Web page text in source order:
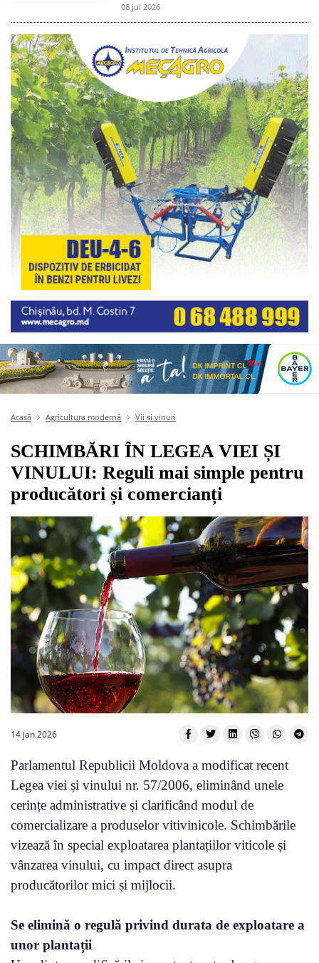
08 jul 2026
Acasă Agricultura modernă Vii și vinuri
SCHIMBĂRI ÎN LEGEA VIEI ȘI
VINULUI: Reguli mai simple pentru
producători și comercianți
14 jan 2026
Parlamentul Republicii Moldova a modificat recent
Legea viei și vinului nr. 57/2006, eliminând unele
cerințe administrative și clarificând modul de
comercializare a produselor vitivinicole. Schimbările
vizează în special exploatarea plantațiilor viticole și
vânzarea vinului, cu impact direct asupra
producătorilor mici și mijlocii.
Se elimină o regulă privind durata de exploatare a
unor plantații